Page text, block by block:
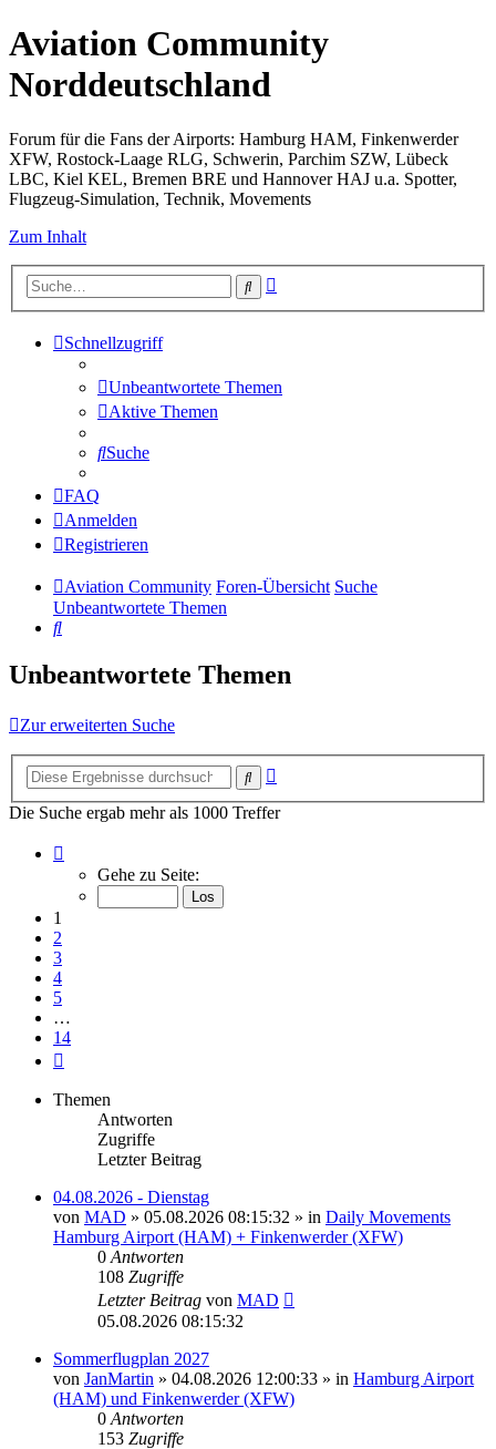
Aviation Community
Norddeutschland
Forum für die Fans der Airports: Hamburg HAM, Finkenwerder
XFW, Rostock-Laage RLG, Schwerin, Parchim SZW, Lübeck
LBC, Kiel KEL, Bremen BRE und Hannover HAJ u.a. Spotter,
Flugzeug-Simulation, Technik, Movements
Zum Inhalt
Suche
Schnellzugriff
Unbeantwortete Themen
Aktive Themen
Suche
FAQ
Anmelden
Registrieren
Aviation Community Foren-Übersicht Suche
Unbeantwortete Themen
Suche
Unbeantwortete Themen
Zur erweiterten Suche
Suche
Die Suche ergab mehr als 1000 Treffer
von
Gehe zu Seite:
1
2
3
4
5
…
14
Themen
Antworten
Zugriffe
Letzter Beitrag
04.08.2026 - Dienstag
von MAD » 05.08.2026 08:15:32 » in Daily Movements
Hamburg Airport (HAM) + Finkenwerder (XFW)
0 Antworten
108 Zugriffe
Letzter Beitrag von MAD
05.08.2026 08:15:32
Sommerflugplan 2027
von JanMartin » 04.08.2026 12:00:33 » in Hamburg Airport
(HAM) und Finkenwerder (XFW)
0 Antworten
153 Zugriffe